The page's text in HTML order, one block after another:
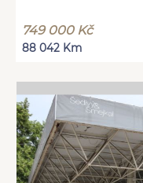
749 000 Kč
88 042 Km